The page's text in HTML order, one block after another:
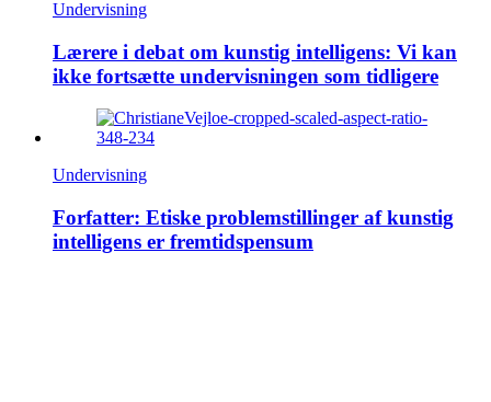
Undervisning
Lærere i debat om kunstig intelligens: Vi kan
ikke fortsætte undervisningen som tidligere
Undervisning
Forfatter: Etiske problemstillinger af kunstig
intelligens er fremtidspensum